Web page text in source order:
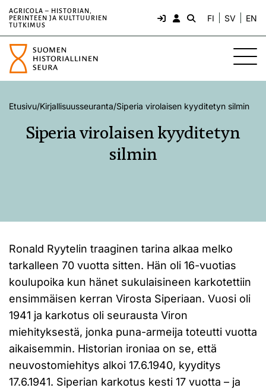
AGRICOLA – HISTORIAN,
PERINTEEN JA KULTTUURIEN
TUTKIMUS
FI SV EN
Etusivu/Kirjallisuusseuranta/Siperia virolaisen kyyditetyn silmin
Siperia virolaisen kyyditetyn
silmin
Ronald Ryytelin traaginen tarina alkaa melko
tarkalleen 70 vuotta sitten. Hän oli 16-vuotias
koulupoika kun hänet sukulaisineen karkotettiin
ensimmäisen kerran Virosta Siperiaan. Vuosi oli
1941 ja karkotus oli seurausta Viron
miehityksestä, jonka puna-armeija toteutti vuotta
aikaisemmin. Historian ironiaa on se, että
neuvostomiehitys alkoi 17.6.1940, kyyditys
17.6.1941. Siperian karkotus kesti 17 vuotta – ja